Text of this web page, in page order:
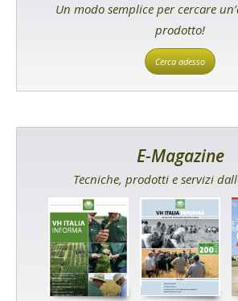
Un modo semplice per cercare
prodotto!
Cerca adesso
E-Magazine
Tecniche, prodotti e servizi